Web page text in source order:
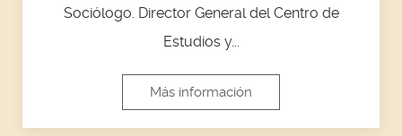
Sociólogo. Director General del Centro de
Estudios y...
Más información